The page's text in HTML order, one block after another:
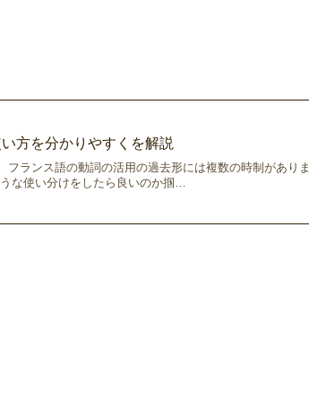
方を分かりやすくを解説
フランス語の動詞の活用の過去形には複数の時制がありま
な使い分けをしたら良いのか掴…